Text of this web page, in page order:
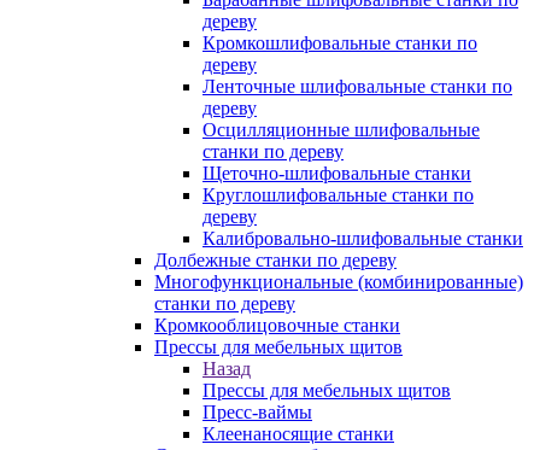
дереву
Кромкошлифовальные станки по
дереву
Ленточные шлифовальные станки по
дереву
Осцилляционные шлифовальные
станки по дереву
Щеточно-шлифовальные станки
Круглошлифовальные станки по
дереву
Калибровально-шлифовальные станки
Долбежные станки по дереву
Многофункциональные (комбинированные)
станки по дереву
Кромкооблицовочные станки
Прессы для мебельных щитов
Назад
Прессы для мебельных щитов
Пресс-ваймы
Клеенаносящие станки